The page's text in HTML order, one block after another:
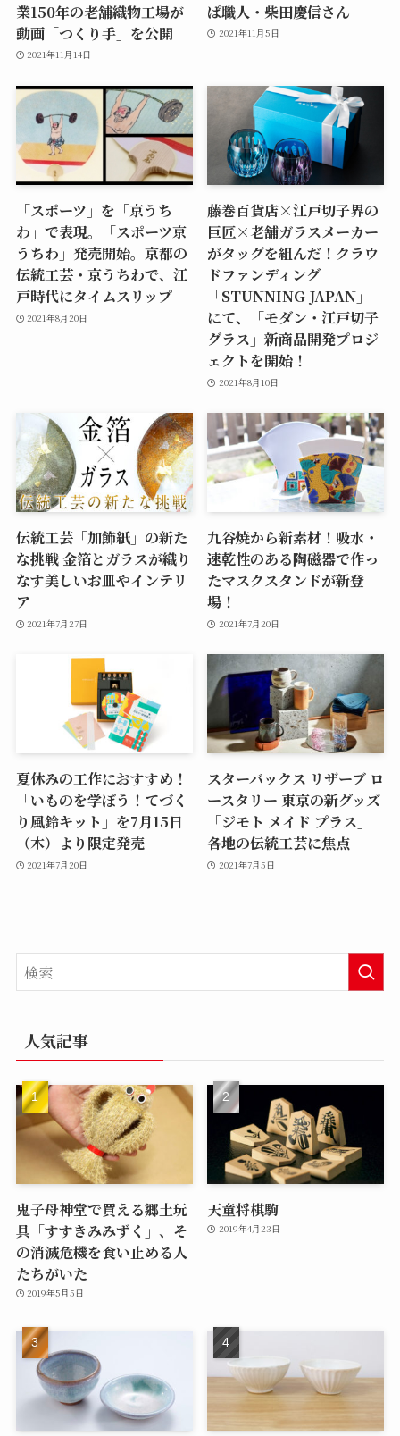
業150年の老舗織物工場が
動画「つくり手」を公開
2021年11月14日
ぱ職人・柴田慶信さん
2021年11月5日
「スポーツ」を「京うち
わ」で表現。「スポーツ京
うちわ」発売開始。京都の
伝統工芸・京うちわで、江
戸時代にタイムスリップ
2021年8月20日
藤巻百貨店×江戸切子界の
巨匠×老舗ガラスメーカー
がタッグを組んだ！クラウ
ドファンディング
「STUNNING JAPAN」
にて、「モダン・江戸切子
グラス」新商品開発プロジ
ェクトを開始！
2021年8月10日
伝統工芸「加飾紙」の新た
な挑戦 金箔とガラスが織り
なす美しいお皿やインテリ
ア
2021年7月27日
九谷焼から新素材！吸水・
速乾性のある陶磁器で作っ
たマスクスタンドが新登
場！
2021年7月20日
夏休みの工作におすすめ！
「いものを学ぼう！てづく
り風鈴キット」を7月15日
（木）より限定発売
2021年7月20日
スターバックス リザーブ ロ
ースタリー 東京の新グッズ
「ジモト メイド プラス」
各地の伝統工芸に焦点
2021年7月5日
人気記事
鬼子母神堂で買える郷土玩
具「すすきみみずく」、そ
の消滅危機を食い止める人
たちがいた
2019年5月5日
天童将棋駒
2019年4月23日